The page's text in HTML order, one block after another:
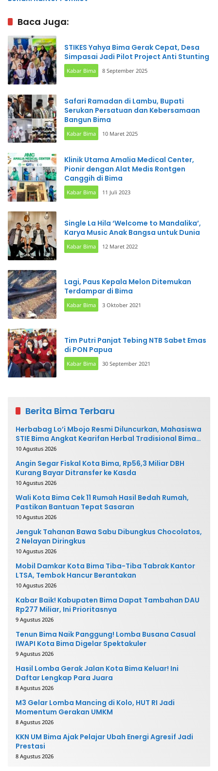
Baca Juga:
STIKES Yahya Bima Gerak Cepat, Desa
Simpasai Jadi Pilot Project Anti Stunting
Kabar Bima 8 September 2025
Safari Ramadan di Lambu, Bupati
Serukan Persatuan dan Kebersamaan
Bangun Bima
Kabar Bima 10 Maret 2025
Klinik Utama Amalia Medical Center,
Pionir dengan Alat Medis Rontgen
Canggih di Bima
Kabar Bima 11 Juli 2023
Single La Hila ‘Welcome to Mandalika’,
Karya Music Anak Bangsa untuk Dunia
Kabar Bima 12 Maret 2022
Lagi, Paus Kepala Melon Ditemukan
Terdampar di Bima
Kabar Bima 3 Oktober 2021
Tim Putri Panjat Tebing NTB Sabet Emas
di PON Papua
Kabar Bima 30 September 2021
Berita Bima Terbaru
Herbabag Lo’i Mbojo Resmi Diluncurkan, Mahasiswa
STIE Bima Angkat Kearifan Herbal Tradisional Bima
ke Pasar Modern
10 Agustus 2026
Angin Segar Fiskal Kota Bima, Rp56,3 Miliar DBH
Kurang Bayar Ditransfer ke Kasda
10 Agustus 2026
Wali Kota Bima Cek 11 Rumah Hasil Bedah Rumah,
Pastikan Bantuan Tepat Sasaran
10 Agustus 2026
Jenguk Tahanan Bawa Sabu Dibungkus Chocolatos,
2 Nelayan Diringkus
10 Agustus 2026
Mobil Damkar Kota Bima Tiba-Tiba Tabrak Kantor
LTSA, Tembok Hancur Berantakan
10 Agustus 2026
Kabar Baik! Kabupaten Bima Dapat Tambahan DAU
Rp277 Miliar, Ini Prioritasnya
9 Agustus 2026
Tenun Bima Naik Panggung! Lomba Busana Casual
IWAPI Kota Bima Digelar Spektakuler
9 Agustus 2026
Hasil Lomba Gerak Jalan Kota Bima Keluar! Ini
Daftar Lengkap Para Juara
8 Agustus 2026
M3 Gelar Lomba Mancing di Kolo, HUT RI Jadi
Momentum Gerakan UMKM
8 Agustus 2026
KKN UM Bima Ajak Pelajar Ubah Energi Agresif Jadi
Prestasi
8 Agustus 2026